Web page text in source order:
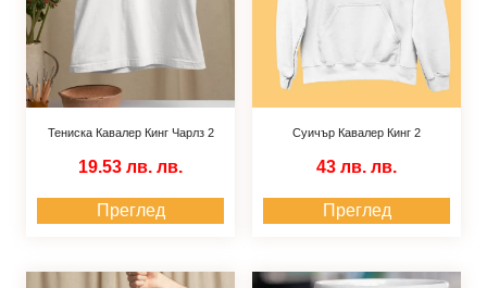
Тениска Кавалер Кинг Чарлз 2
19.53 лв. лв.
Преглед
Суичър Кавалер Кинг 2
43 лв. лв.
Преглед